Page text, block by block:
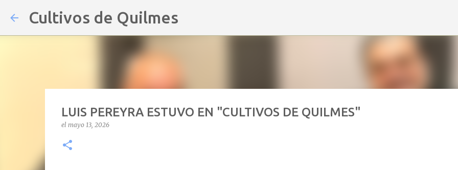
Cultivos de Quilmes
LUIS PEREYRA ESTUVO EN "CULTIVOS DE QUILMES"
el mayo 13, 2026